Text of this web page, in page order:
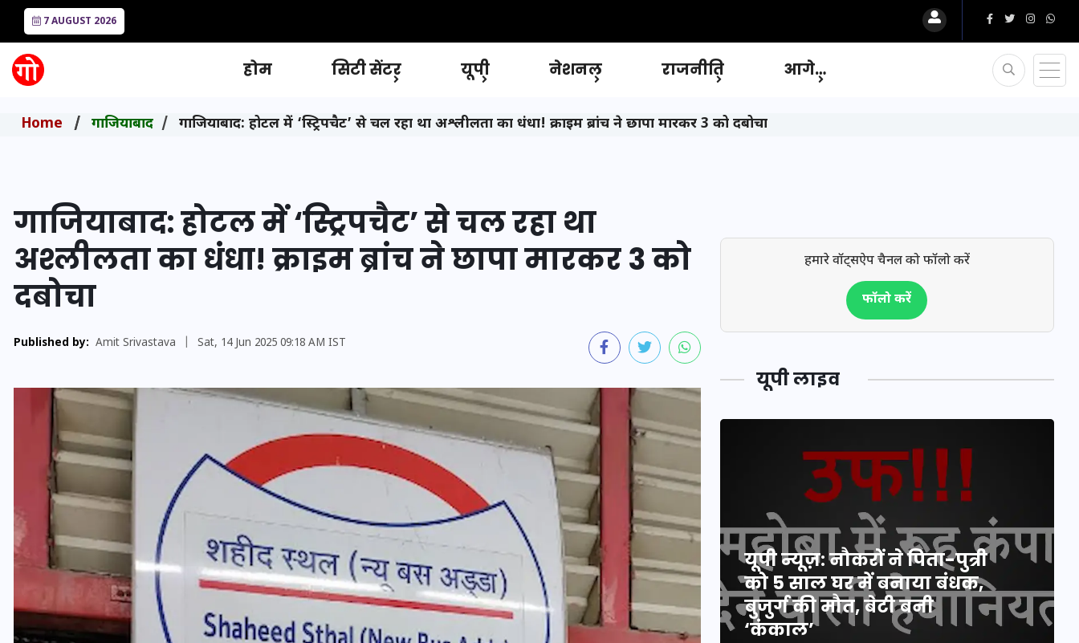
7 AUGUST 2026
होम सिटी सेंटर यूपी नेशनल राजनीति आगे…
Home गाजियाबाद गाजियाबाद: होटल में ‘स्ट्रिपचैट’ से चल रहा था अश्लीलता का धंधा! क्राइम ब्रांच ने छापा मारकर 3 को दबोचा
गाजियाबाद: होटल में ‘स्ट्रिपचैट’ से चल रहा था
अश्लीलता का धंधा! क्राइम ब्रांच ने छापा मारकर 3 को
दबोचा
Published by: Amit Srivastava Sat, 14 Jun 2025 09:18 AM IST
हमारे वॉट्सऐप चैनल को फॉलो करें
फॉलो करें
यूपी लाइव
यूपी लेखपाल भर्ती: ओबीसी को
मिली बड़ी राहत, 2158 पदों पर
बंपर वैकेंसी, जनरल कोटे में भारी
कटौती
वोटर लिस्ट पुनरीक्षण कार्यक्रम में
हुआ बदलाव, देखें नई तारीखों की
पूरी लिस्ट
यूपी न्यूज़: नौकरों ने पिता-पुत्री
को 5 साल घर में बनाया बंधक,
बुजुर्ग की मौत, बेटी बनी
‘कंकाल’